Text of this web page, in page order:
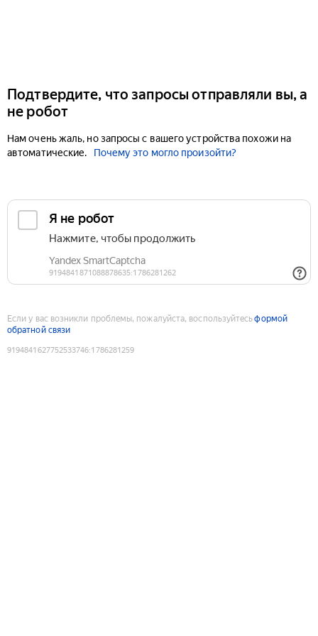
Подтвердите, что запросы отправляли вы, а
не робот
Нам очень жаль, но запросы с вашего устройства похожи на
автоматические.
Почему это могло произойти?
Если у вас возникли проблемы, пожалуйста, воспользуйтесьформой
обратной связи
9194841627752533746:1786281259